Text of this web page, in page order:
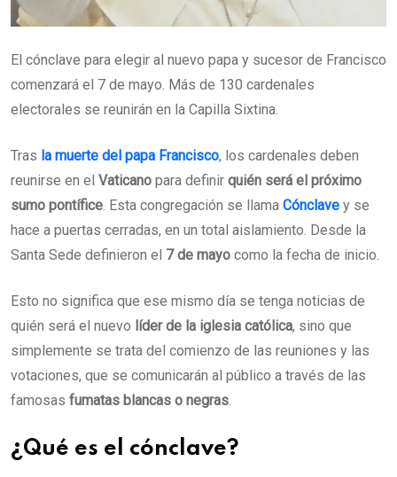
El cónclave para elegir al nuevo papa y sucesor de Francisco
comenzará el 7 de mayo. Más de 130 cardenales
electorales se reunirán en la Capilla Sixtina.
Tras la muerte del papa Francisco, los cardenales deben
reunirse en el Vaticano para definir quién será el próximo
sumo pontífice. Esta congregación se llama Cónclave y se
hace a puertas cerradas, en un total aislamiento. Desde la
Santa Sede definieron el 7 de mayo como la fecha de inicio.
Esto no significa que ese mismo día se tenga noticias de
quién será el nuevo líder de la iglesia católica, sino que
simplemente se trata del comienzo de las reuniones y las
votaciones, que se comunicarán al público a través de las
famosas fumatas blancas o negras.
¿Qué es el cónclave?